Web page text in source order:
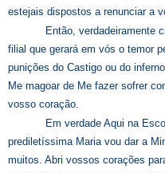
estejais dispostos a renunciar a
Então, verdadeiramente
filial que gerará em vós o temor
punições do Castigo ou do
Me magoar de Me fazer sofrer
vosso coração.
Em verdade Aqui na
prediletíssima Maria vou dar a
muitos. Abri vossos corações